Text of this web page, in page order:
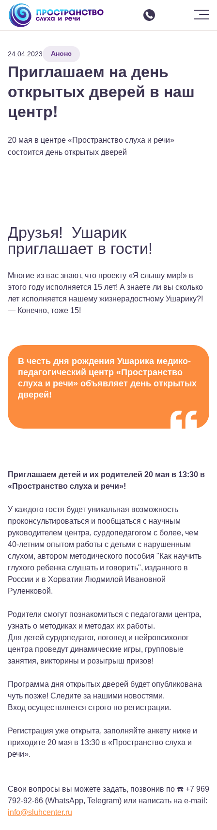
Шрифт - + Цвет Ф
Изображения
ВКЛ ВЫКЛ СБРОСИТЬ
О центре
Услуги
Интенсивные курсы реабилитации
Слухоречевая реабилитация
Команда
Отзывы
Видео
Родителям
Взрослым пациентам
Специалистам
24.04.2023 Анонс
Приглашаем на день
открытых дверей в наш
центр!
20 мая в центре «Пространство слуха и речи»
состоится день открытых дверей
Друзья! Ушарик
приглашает в гости!
Многие из вас знают, что проекту «Я слышу мир!» в
этого году исполняется 15 лет! А знаете ли вы сколько
лет исполняется нашему жизнерадостному Ушарику?!
— Конечно, тоже 15!
В честь дня рождения Ушарика медико-
педагогический центр «Пространство
слуха и речи» объявляет день открытых
дверей!
Приглашаем детей и их родителей 20 мая в 13:30 в
«Пространство слуха и речи»!
У каждого гостя будет уникальная возможность
проконсультироваться и пообщаться с научным
руководителем центра, сурдопедагогом с более, чем
40-летним опытом работы с детьми с нарушенным
слухом, автором методического пособия "Как научить
глухого ребенка слушать и говорить", изданного в
России и в Хорватии Людмилой Ивановной
Руленковой.
Родители смогут познакомиться с педагогами центра,
узнать о методиках и методах их работы.
Для детей сурдопедагог, логопед и нейропсихолог
центра проведут динамические игры, групповые
занятия, викторины и розыгрыш призов!
Программа дня открытых дверей будет опубликована
чуть позже! Следите за нашими новостями.
Вход осуществляется строго по регистрации.
Регистрация уже открыта, заполняйте анкету ниже и
приходите 20 мая в 13:30 в «Пространство слуха и
речи».
Свои вопросы вы можете задать, позвонив по ☎️ +7 969
792-92-66 (WhatsApp, Telegram) или написать на e-mail:
info@sluhcenter.ru